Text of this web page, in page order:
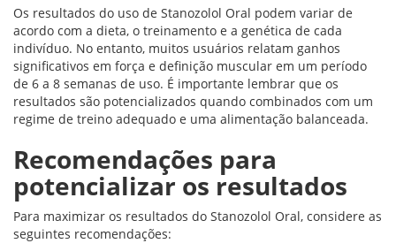
Os resultados do uso de Stanozolol Oral podem variar de
acordo com a dieta, o treinamento e a genética de cada
indivíduo. No entanto, muitos usuários relatam ganhos
significativos em força e definição muscular em um período
de 6 a 8 semanas de uso. É importante lembrar que os
resultados são potencializados quando combinados com um
regime de treino adequado e uma alimentação balanceada.
Recomendações para
potencializar os resultados
Para maximizar os resultados do Stanozolol Oral, considere as
seguintes recomendações: